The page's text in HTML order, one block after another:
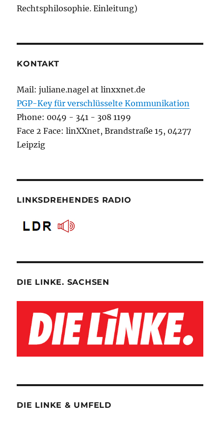
Rechtsphilosophie. Einleitung)
KONTAKT
Mail: juliane.nagel at linxxnet.de
PGP-Key für verschlüsselte Kommunikation
Phone: 0049 - 341 - 308 1199
Face 2 Face: linXXnet, Brandstraße 15, 04277
Leipzig
LINKSDREHENDES RADIO
DIE LINKE. SACHSEN
DIE LINKE & UMFELD